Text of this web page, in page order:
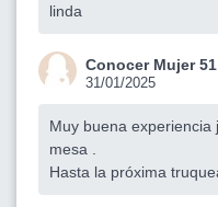
linda
Conocer Mujer 51
31/01/2025
Muy buena experiencia
mesa .
Hasta la próxima